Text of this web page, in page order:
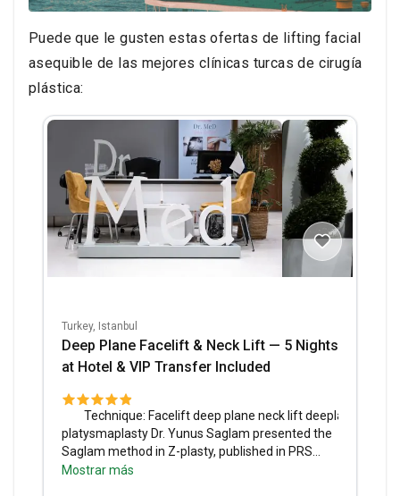
Puede que le gusten estas ofertas de lifting facial
asequible de las mejores clínicas turcas de cirugía
plástica:
Turkey, Istanbul
Deep Plane Facelift & Neck Lift — 5 Nights
at Hotel & VIP Transfer Included
Technique: Facelift deep plane neck lift deeplane
platysmaplasty Dr. Yunus Saglam presented the
Saglam method in Z-plasty, published in PRS
Journal. Dr. MED Clinic boasts a 97.0% success
Mostrar más